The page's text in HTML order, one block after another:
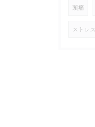
頭痛
ストレス